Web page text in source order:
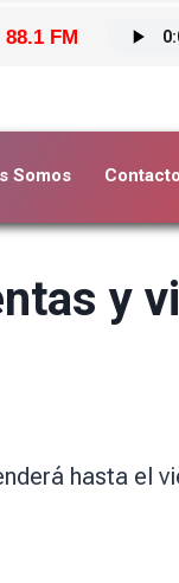
88.1 FM
Somos Contacto
y
hasta el